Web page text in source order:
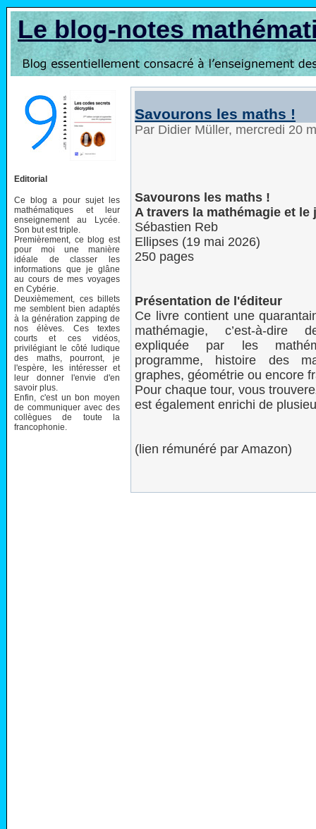
Le blog-notes
Editorial
Ce blog a pour sujet les
mathématiques et leur
enseignement au Lycée.
Son but est triple.
Premièrement, ce blog est
pour moi une manière
idéale de classer les
informations que je glâne
au cours de mes voyages
en Cybérie.
Deuxièmement, ces billets
me semblent bien adaptés
à la génération zapping de
nos élèves. Ces textes
courts et ces vidéos,
privilégiant le côté ludique
des maths, pourront, je
l'espère, les intéresser et
leur donner l'envie d'en
savoir plus.
Enfin, c'est un bon moyen
de communiquer avec des
collègues de toute la
francophonie.
Savourons les maths !
Par Didier Müller, mercredi 20
Savourons les maths !
A travers la mathémagie et le
Sébastien Reb
Ellipses (19 mai 2026)
250 pages
Présentation de l'éditeur
Ce livre contient une
mathémagie, c’est-à-
expliquée par les
programme, histoire des
graphes, géométrie ou encore
Pour chaque tour, vous
est également enrichi de
(lien rémunéré par Amazon)